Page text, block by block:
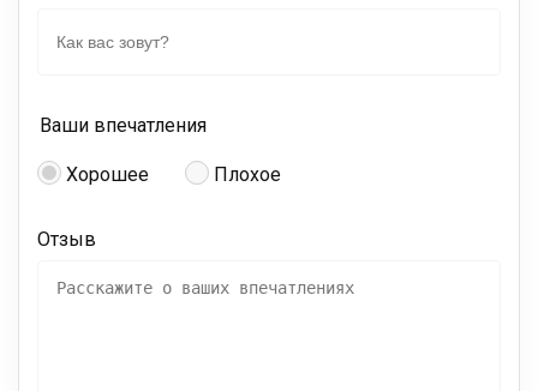
Ваши впечатления
Хорошее Плохое
Отзыв